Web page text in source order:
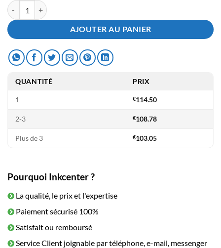
quantité de Toner Compatible HP 149X- W1490X Black
AJOUTER AU PANIER
QUANTITÉ PRIX
1 €114.50
2-3 €108.78
Plus de 3 €103.05
Pourquoi Inkcenter ?
La qualité, le prix et l'expertise
Paiement sécurisé 100%
Satisfait ou remboursé
Service Client joignable par téléphone, e-mail, messenger